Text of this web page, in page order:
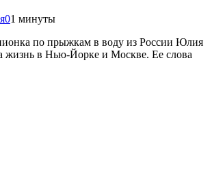
01 минуты
по прыжкам в воду из России Юлия
жизнь в Нью-Йорке и Москве. Ее слова